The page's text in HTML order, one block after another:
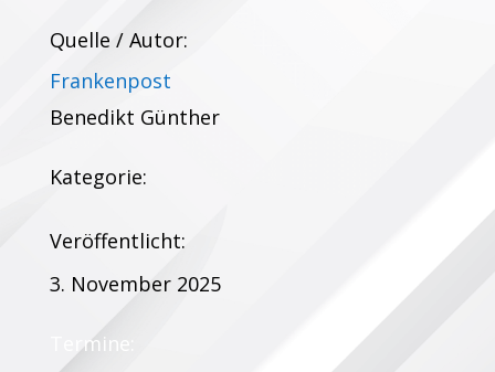
Quelle / Autor:
Frankenpost
Benedikt Günther
Kategorie:
Veröffentlicht:
3. November 2025
Termine: